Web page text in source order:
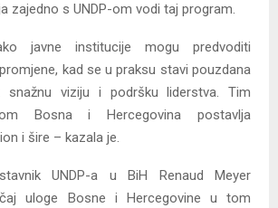
zajedno s UNDP-om vodi taj program.
javne institucije mogu predvoditi
kad se u praksu stavi pouzdana
snažnu viziju i podršku liderstva. Tim
Bosna i Hercegovina postavlja
i šire – kazala je.
UNDP-a u BiH Renaud Meyer
uloge Bosne i Hercegovine u tom